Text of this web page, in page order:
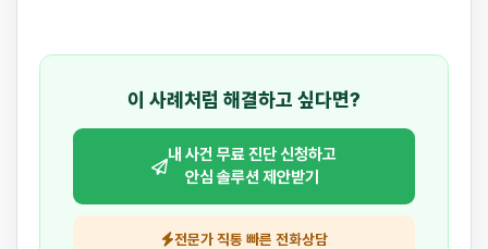
이 사례처럼 해결하고 싶다면?
내 사건 무료 진단 신청하고
안심 솔루션 제안받기
전문가 직통 빠른 전화상담